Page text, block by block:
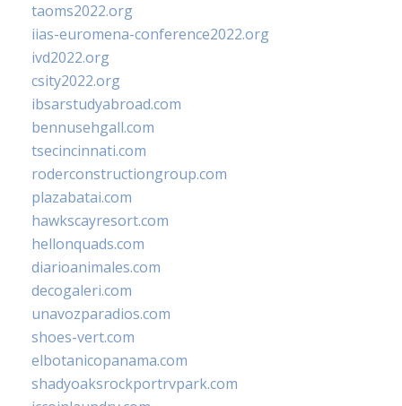
taoms2022.org
iias-euromena-conference2022.org
ivd2022.org
csity2022.org
ibsarstudyabroad.com
bennusehgall.com
tsecincinnati.com
roderconstructiongroup.com
plazabatai.com
hawkscayresort.com
hellonquads.com
diarioanimales.com
decogaleri.com
unavozparadios.com
shoes-vert.com
elbotanicopanama.com
shadyoaksrockportrvpark.com